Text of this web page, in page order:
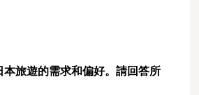
旅遊的需求和偏好。請回答所